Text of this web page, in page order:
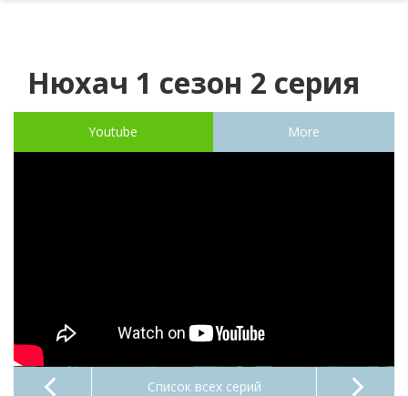
Нюхач 1 сезон 2 серия
Youtube More
Список всех серий